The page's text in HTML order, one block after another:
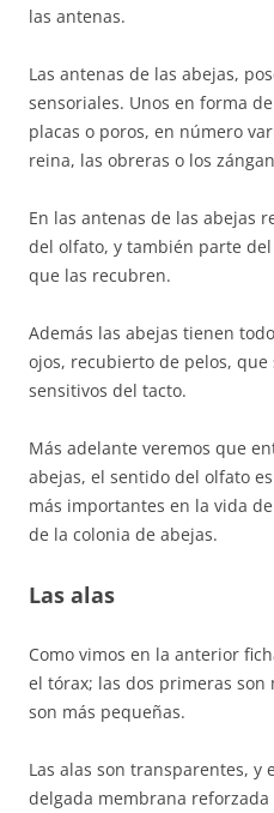
las antenas.
Las antenas de las abejas,
sensoriales. Unos en forma
placas o poros, en número
reina, las obreras o los
En las antenas de las abejas
del olfato, y también parte
que las recubren.
Además las abejas tienen
ojos, recubierto de pelos,
sensitivos del tacto.
Más adelante veremos que
abejas, el sentido del olfato
más importantes en la vida
de la colonia de abejas.
Las alas
Como vimos en la anterior
el tórax; las dos primeras son
son más pequeñas.
Las alas son transparentes, y
delgada membrana